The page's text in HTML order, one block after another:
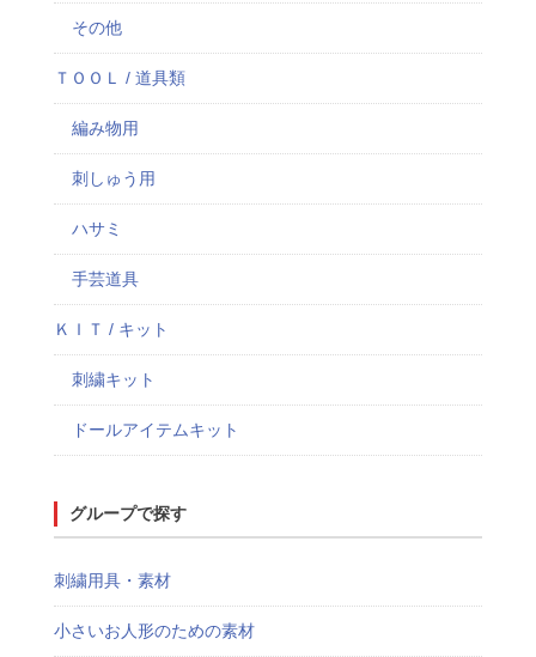
その他
ＴＯＯＬ / 道具類
編み物用
刺しゅう用
ハサミ
手芸道具
ＫＩＴ / キット
刺繍キット
ドールアイテムキット
グループで探す
刺繍用具・素材
小さいお人形のための素材